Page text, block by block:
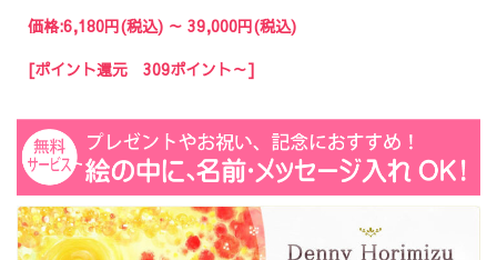
価格:6,180円(税込) ～ 39,000円(税込)
[ポイント還元 309ポイント～]